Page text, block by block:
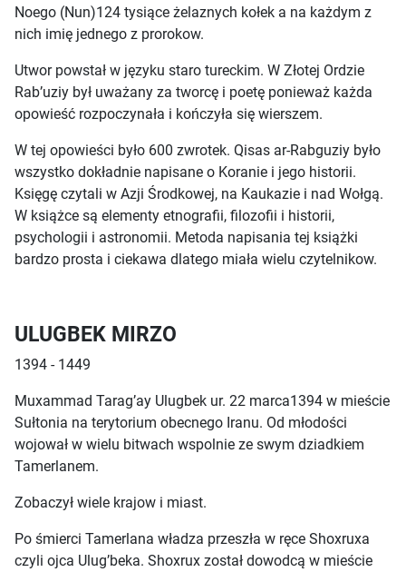
Noego (Nun)124 tysiące żelaznych kołek a na każdym z
nich imię jednego z prorokow.
Utwor powstał w języku staro tureckim. W Złotej Ordzie
Rab’uziy był uważany za tworcę i poetę ponieważ każda
opowieść rozpoczynała i kończyła się wierszem.
W tej opowieści było 600 zwrotek. Qisas ar-Rabguziy było
wszystko dokładnie napisane o Koranie i jego historii.
Księgę czytali w Azji Środkowej, na Kaukazie i nad Wołgą.
W książce są elementy etnografii, filozofii i historii,
psychologii i astronomii. Metoda napisania tej książki
bardzo prosta i ciekawa dlatego miała wielu czytelnikow.
ULUGBEK MIRZO
1394 - 1449
Muxammad Tarag’ay Ulugbek ur. 22 marca1394 w mieście
Sułtonia na terytorium obecnego Iranu. Od młodości
wojował w wielu bitwach wspolnie ze swym dziadkiem
Tamerlanem.
Zobaczył wiele krajow i miast.
Po śmierci Tamerlana władza przeszła w ręce Shoxruxa
czyli ojca Ulug’beka. Shoxrux został dowodcą w mieście